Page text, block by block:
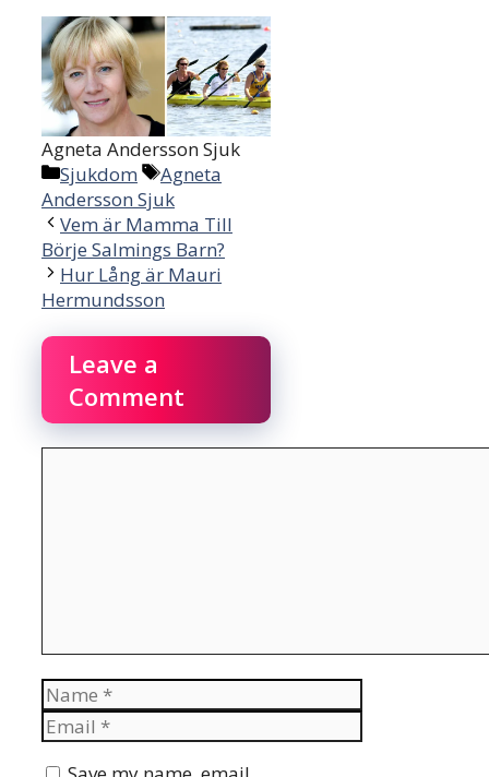
Agneta Andersson Sjuk
Categories
Sjukdom Tags
Agneta
Andersson Sjuk
Vem är Mamma Till
Börje Salmings Barn?
Hur Lång är Mauri
Hermundsson
Leave a
Comment
Name
Email